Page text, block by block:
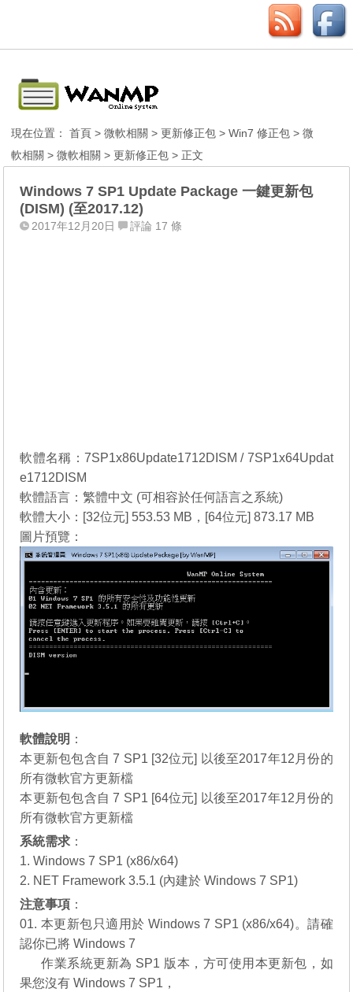
現在位置：首頁 >微軟相關 >更新修正包 >Win7 修正包 >微
軟相關 >微軟相關 >更新修正包 > 正文
Windows 7 SP1 Update Package 一鍵更新包
(DISM) (至2017.12)
2017年12月20日 評論 17 條
軟體名稱：7SP1x86Update1712DISM / 7SP1x64Updat
e1712DISM
軟體語言：繁體中文 (可相容於任何語言之系統)
軟體大小：[32位元] 553.53 MB，[64位元] 873.17 MB
圖片預覽：
軟體說明 ：
本更新包包含自 7 SP1 [32位元] 以後至2017年12月份的
所有微軟官方更新檔
本更新包包含自 7 SP1 [64位元] 以後至2017年12月份的
所有微軟官方更新檔
系統需求 ：
1. Windows 7 SP1 (x86/x64)
2. NET Framework 3.5.1 (內建於 Windows 7 SP1)
注意事項 ：
01. 本更新包只適用於 Windows 7 SP1 (x86/x64)。請確
認你已將 Windows 7
作業系統更新為 SP1 版本，方可使用本更新包，如
果您沒有Windows 7 SP1 ，